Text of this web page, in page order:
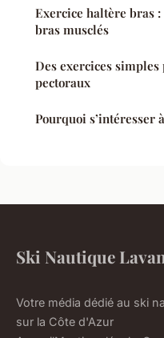
Exercice haltère bras
bras musclés
Des exercices
pectoraux
Pourquoi s’intéresser
Ski Nautique
Votre média dédié au ski
sur la Côte d'Azur